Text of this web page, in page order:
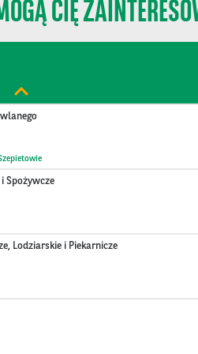
CIĘ
Spożywcze
Lodziarskie i Piekarnicze